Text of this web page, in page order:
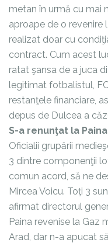
metan în urmă cu mai
aproape de o revenire
realizat doar cu
contract. Cum acest
ratat şansa de a juca
legitimat fotbalistul,
restanţele financiare,
depus de Dulcea a
S-a renunţat la
Oficialii grupării
3 dintre componenţii
comun acord, să ne
Mircea Voicu. Toţi 3
afirmat directorul
Paina revenise la Gaz
Arad, dar n-a apucat